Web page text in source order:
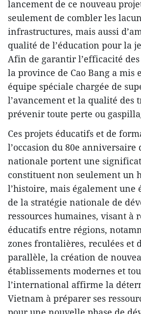
lancement de ce nouveau
seulement de combler les
infrastructures, mais aussi
qualité de l’éducation pour la
Afin de garantir l’efficacité
la province de Cao Bang a mis
équipe spéciale chargée de
l’avancement et la qualité des
prévenir toute perte ou
Ces projets éducatifs et de
l’occasion du 80e anniversaire
nationale portent une
constituent non seulement un
l’histoire, mais également une
de la stratégie nationale de
ressources humaines, visant à
éducatifs entre régions,
zones frontalières, reculées et
parallèle, la création de
établissements modernes et
l’international affirme la
Vietnam à préparer ses